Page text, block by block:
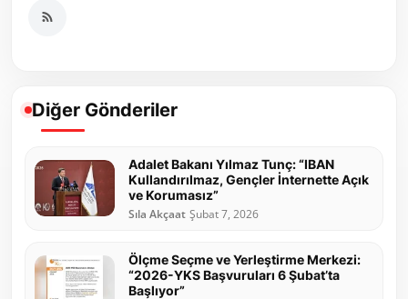
Diğer Gönderiler
Adalet Bakanı Yılmaz Tunç: “IBAN
Kullandırılmaz, Gençler İnternette Açık
ve Korumasız”
Sıla Akçaat Şubat 7, 2026
Ölçme Seçme ve Yerleştirme Merkezi:
“2026-YKS Başvuruları 6 Şubat’ta
Başlıyor”